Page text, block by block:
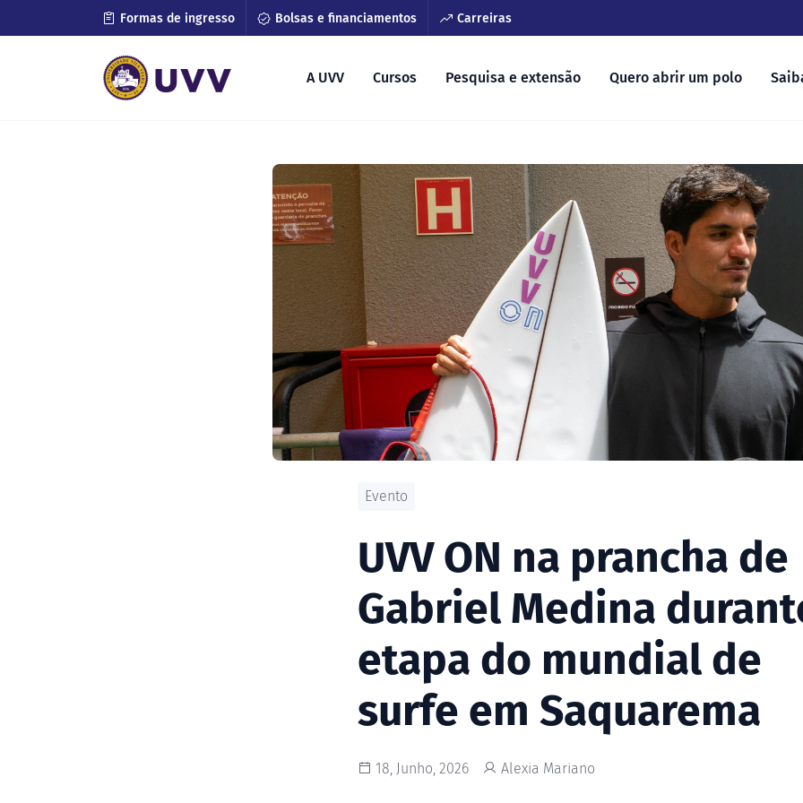
Formas de ingresso Bolsas e financiamentos Carreiras
A UVV Cursos Pesquisa e extensão Quero abrir um polo
Evento
UVV ON na prancha de
Gabriel Medina
etapa do mundial de
surfe em Saquarema
18, Junho, 2026 Alexia Mariano